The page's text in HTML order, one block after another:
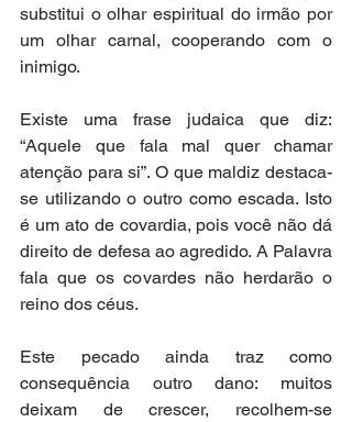
substitui o olhar espiritual do irmão por
um olhar carnal, cooperando com o
inimigo.
Existe uma frase judaica que diz:
“Aquele que fala mal quer chamar
atenção para si”. O que maldiz destaca-
se utilizando o outro como escada. Isto
é um ato de covardia, pois você não dá
direito de defesa ao agredido. A Palavra
fala que os covardes não herdarão o
reino dos céus.
Este pecado ainda traz como
consequência outro dano: muitos
deixam de crescer, recolhem-se